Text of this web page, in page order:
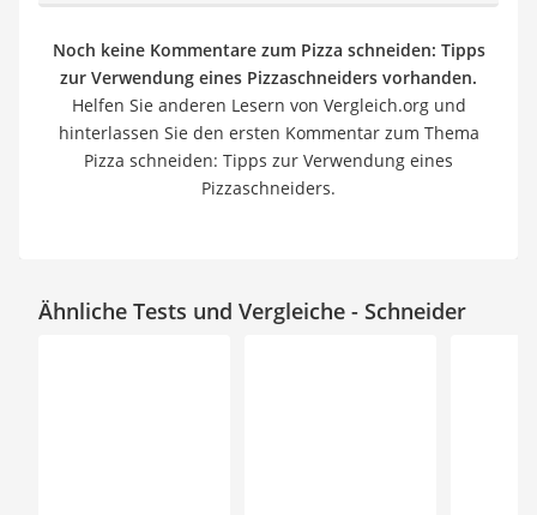
Noch keine Kommentare zum Pizza schneiden: Tipps
zur Verwendung eines Pizzaschneiders vorhanden.
Helfen Sie anderen Lesern von Vergleich.org und
hinterlassen Sie den ersten Kommentar zum Thema
Pizza schneiden: Tipps zur Verwendung eines
Pizzaschneiders.
Ähnliche Tests und Vergleiche - Schneider